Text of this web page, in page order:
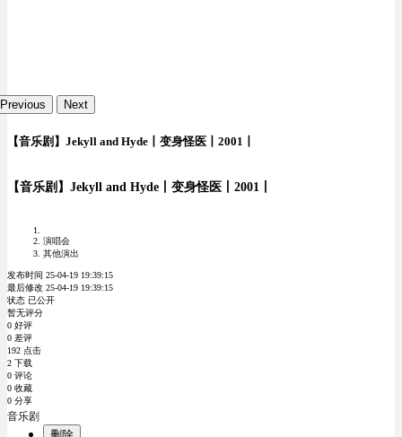
Previous Next
【音乐剧】Jekyll and Hyde丨变身怪医丨2001丨
【音乐剧】Jekyll and Hyde丨变身怪医丨2001丨
演唱会
其他演出
发布时间 25-04-19 19:39:15
最后修改 25-04-19 19:39:15
状态 已公开
暂无评分
0 好评
0 差评
192 点击
2 下载
0 评论
0 收藏
0 分享
音乐剧